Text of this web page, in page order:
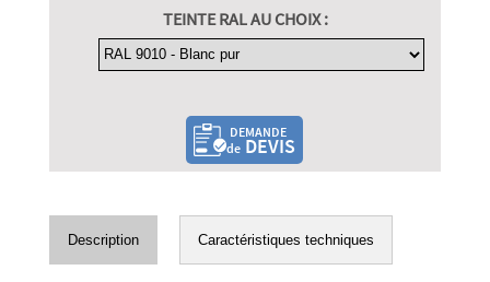
TEINTE RAL AU CHOIX :
DEMANDE
deDEVIS
Description Caractéristiques techniques